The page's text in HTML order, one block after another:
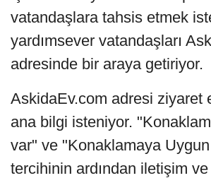
vatandaşlara tahsis etmek
yardımsever vatandaşları
adresinde bir araya getiriyor.
AskidaEv.com adresi ziyaret
ana bilgi isteniyor.
var" ve "Konaklamaya
tercihinin ardından iletişim